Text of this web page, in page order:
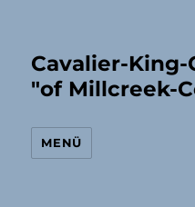
Cavalier-King-
"of Millcreek-
MENÜ